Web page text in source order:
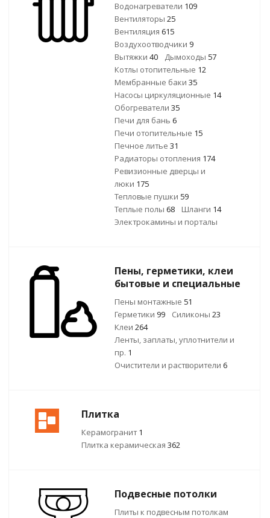
Водонагреватели 109
Вентиляторы 25
Вентиляция 615
Воздухоотводчики 9
Вытяжки 40 Дымоходы 57
Котлы отопительные 12
Мембранные баки 35
Насосы циркуляционные 14
Обогреватели 35
Печи для бань 6
Печи отопительные 15
Печное литье 31
Радиаторы отопления 174
Ревизионные дверцы и
люки 175
Тепловые пушки 59
Теплые полы 68 Шланги 14
Электрокамины и порталы
Пены, герметики, клеи
бытовые и специальные
Пены монтажные 51
Герметики 99 Силиконы 23
Клеи 264
Ленты, заплаты, уплотнители и
пр. 1
Очистители и растворители 6
Плитка
Керамогранит1
Плитка керамическая 362
Подвесные потолки
Плиты к подвесным потолкам